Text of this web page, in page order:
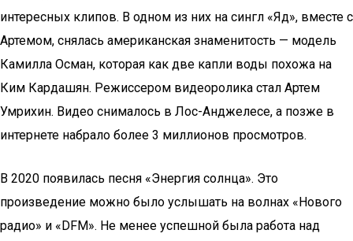
интересных клипов. В одном из них на сингл «Яд», вместе с
Артемом, снялась американская знаменитость — модель
Камилла Осман, которая как две капли воды похожа на
Ким Кардашян. Режиссером видеоролика стал Артем
Умрихин. Видео снималось в Лос-Анджелесе, а позже в
интернете набрало более 3 миллионов просмотров.
В 2020 появилась песня «Энергия солнца». Это
произведение можно было услышать на волнах «Нового
радио» и «DFM». Не менее успешной была работа над